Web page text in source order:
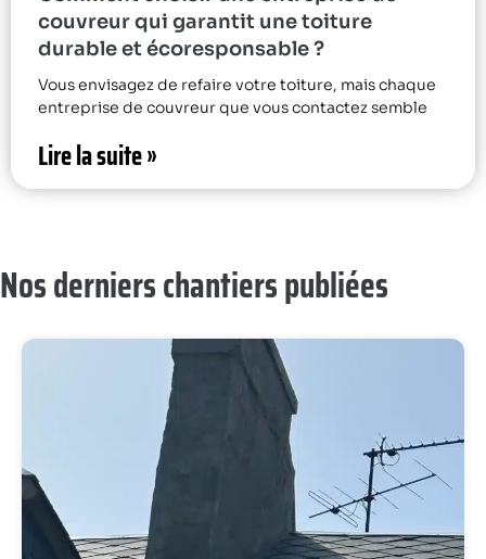
couvreur qui garantit une toiture
durable et écoresponsable ?
Vous envisagez de refaire votre toiture, mais chaque
entreprise de couvreur que vous contactez semble
Lire la suite »
Nos derniers chantiers publiées